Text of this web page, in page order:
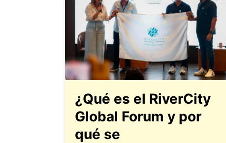
¿Qué es el RiverCity
Global Forum y por
qué se